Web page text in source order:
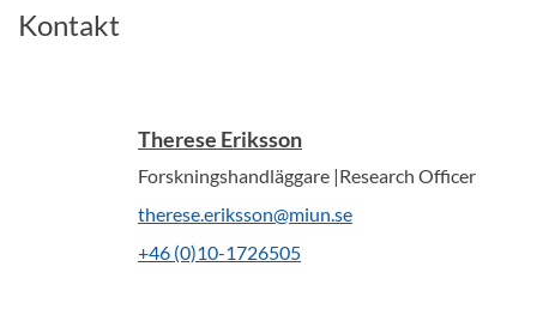
Kontakt
Therese Eriksson
Forskningshandläggare |Research Officer
therese.eriksson@miun.se
+46 (0)10-1726505